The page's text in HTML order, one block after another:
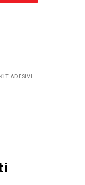
KIT ADESIVI